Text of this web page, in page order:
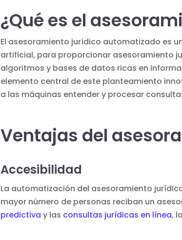
¿Qué es el
El asesoramiento jurídico automatizado es
artificial, para proporcionar asesoramiento
algoritmos y bases de datos ricas en
elemento central de este planteamiento
a las máquinas entender y procesar
Ventajas del
Accesibilidad
La automatización del asesoramiento
mayor número de personas reciban un
predictiva y las consultas jurídicas en línea,